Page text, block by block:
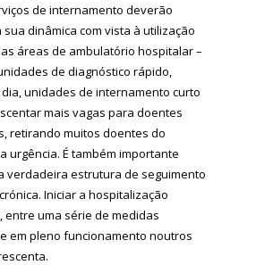
de internamento deverão
dinâmica com vista à utilização
áreas de ambulatório hospitalar –
de diagnóstico rápido,
unidades de internamento curto
mais vagas para doentes
retirando muitos doentes do
urgência. É também importante
verdadeira estrutura de seguimento
Iniciar a hospitalização
entre uma série de medidas
em pleno funcionamento noutros